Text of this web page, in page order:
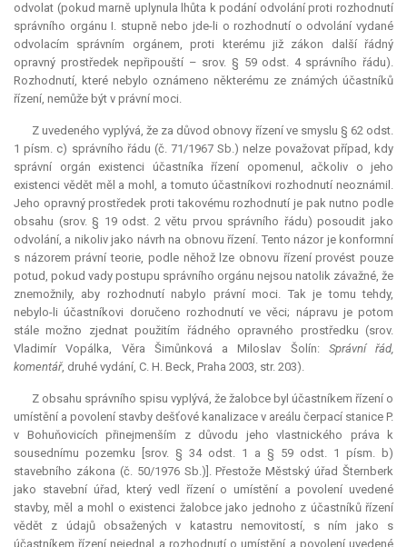
odvolat (pokud marně uplynula lhůta k podání odvolání proti rozhodnutí
správního orgánu I. stupně nebo jde-li o rozhodnutí o odvolání vydané
odvolacím správním orgánem, proti kterému již zákon další řádný
opravný prostředek nepřipouští – srov. § 59 odst. 4 správního řádu).
Rozhodnutí, které nebylo oznámeno některému ze známých účastníků
řízení, nemůže být v právní moci.
Z uvedeného vyplývá, že za důvod obnovy řízení ve smyslu § 62 odst.
1 písm. c) správního řádu (č. 71/1967 Sb.) nelze považovat případ, kdy
správní orgán existenci účastníka řízení opomenul, ačkoliv o jeho
existenci vědět měl a mohl, a tomuto účastníkovi rozhodnutí neoznámil.
Jeho opravný prostředek proti takovému rozhodnutí je pak nutno podle
obsahu (srov. § 19 odst. 2 větu prvou správního řádu) posoudit jako
odvolání, a nikoliv jako návrh na obnovu řízení. Tento názor je konformní
s názorem právní teorie, podle něhož lze obnovu řízení provést pouze
potud, pokud vady postupu správního orgánu nejsou natolik závažné, že
znemožnily, aby rozhodnutí nabylo právní moci. Tak je tomu tehdy,
nebylo-li účastníkovi doručeno rozhodnutí ve věci; nápravu je potom
stále možno zjednat použitím řádného opravného prostředku (srov.
Vladimír Vopálka, Věra Šimůnková a Miloslav Šolín: Správní řád,
komentář, druhé vydání, C. H. Beck, Praha 2003, str. 203).
Z obsahu správního spisu vyplývá, že žalobce byl účastníkem řízení o
umístění a povolení stavby dešťové kanalizace v areálu čerpací stanice P.
v Bohuňovicích přinejmenším z důvodu jeho vlastnického práva k
sousednímu pozemku [srov. § 34 odst. 1 a § 59 odst. 1 písm. b)
stavebního zákona (č. 50/1976 Sb.)]. Přestože Městský úřad Šternberk
jako stavební úřad, který vedl řízení o umístění a povolení uvedené
stavby, měl a mohl o existenci žalobce jako jednoho z účastníků řízení
vědět z údajů obsažených v katastru nemovitostí, s ním jako s
účastníkem řízení nejednal a rozhodnutí o umístění a povolení uvedené